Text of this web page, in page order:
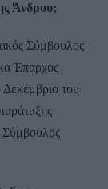
Άνδρου;
Σύμβουλος
Έπαρχος
του